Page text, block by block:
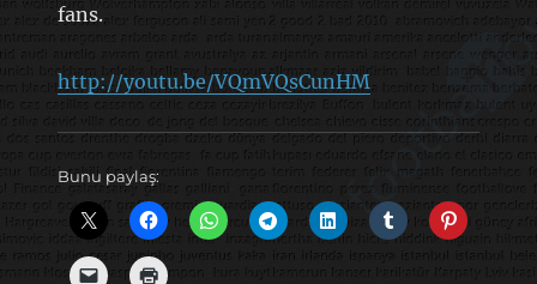
fans.
http://youtu.be/VQmVQsCunHM
Bunu paylaş: